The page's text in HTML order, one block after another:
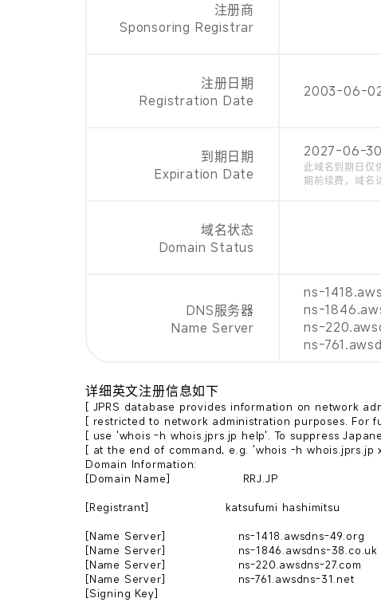
注册商
Sponsoring Registrar
注册日期
Registration Date
2003-06-
到期日期
Expiration Date
2027-06-30
此域名到期日仅
期前续费，域名
域名状态
Domain Status
DNS服务器
Name Server
ns-
ns-
ns-
ns-
详细英文注册信息如下
[ JPRS database provides information on network
[ restricted to network administration purposes. For
[ use 'whois -h whois.jprs.jp help'. To suppress
[ at the end of command, e.g. 'whois -h
Domain Information:
[Domain Name]                   RRJ.JP
[Registrant]                    katsufumi hashimitsu
[Name Server]                   ns-1418.awsdns-49.org
[Name Server]                   ns-1846.awsdns-38.co.uk
[Name Server]                   ns-220.awsdns-27.com
[Name Server]                   ns-761.awsdns-31.net
[Signing Key]